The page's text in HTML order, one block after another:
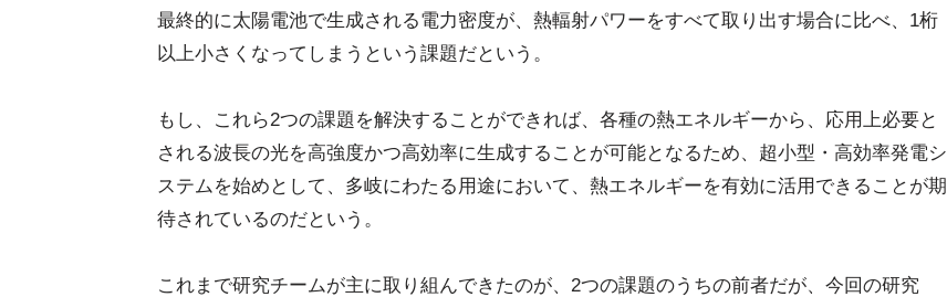
最終的に太陽電池で生成される電力密度が、熱輻射パワーをすべて取り出す場合に比べ、1桁
以上小さくなってしまうという課題だという。
もし、これら2つの課題を解決することができれば、各種の熱エネルギーから、応用上必要と
される波長の光を高強度かつ高効率に生成することが可能となるため、超小型・高効率発電シ
ステムを始めとして、多岐にわたる用途において、熱エネルギーを有効に活用できることが期
待されているのだという。
これまで研究チームが主に取り組んできたのが、2つの課題のうちの前者だが、今回の研究